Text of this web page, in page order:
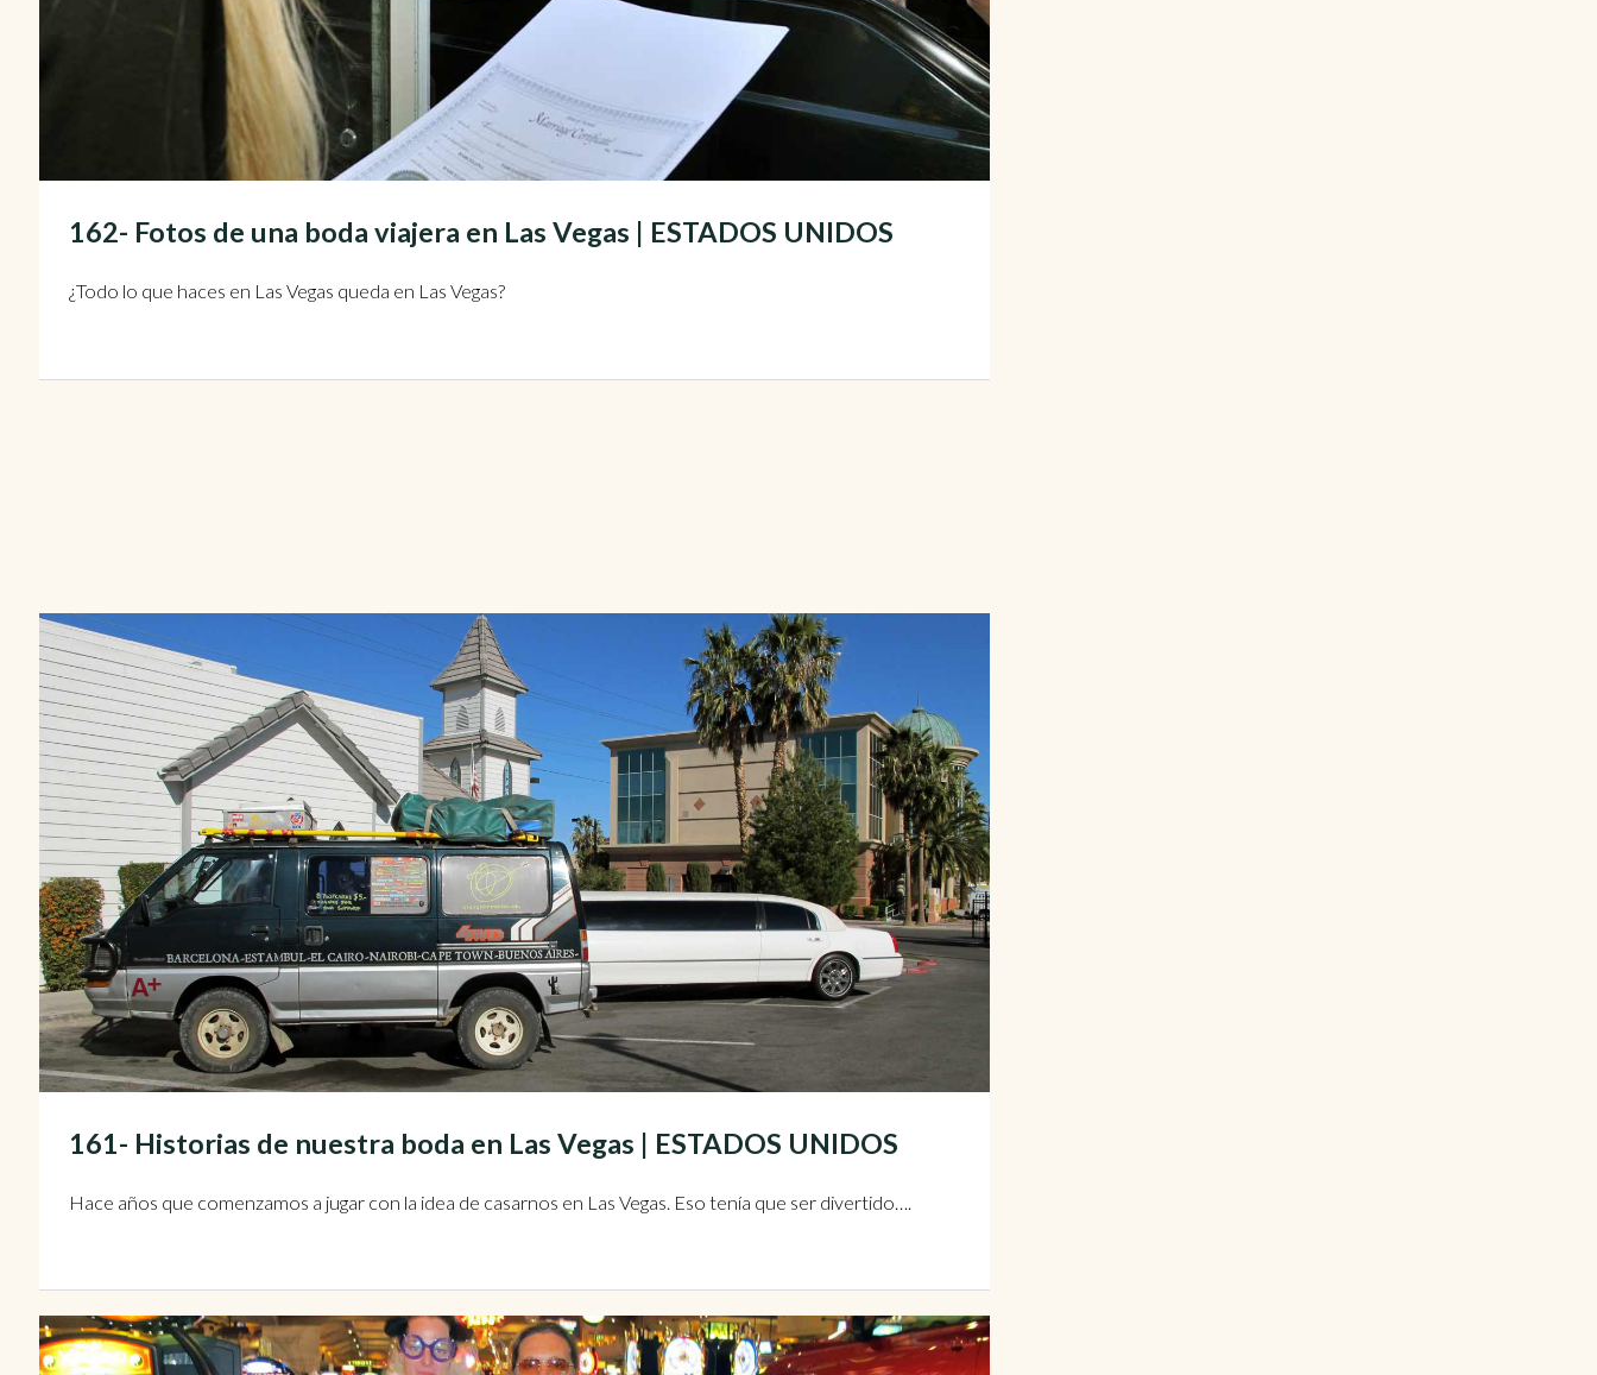
162- Fotos de una boda viajera en Las Vegas | ESTADOS UNIDOS
¿Todo lo que haces en Las Vegas queda en Las Vegas?
161- Historias de nuestra boda en Las Vegas | ESTADOS UNIDOS
Hace años que comenzamos a jugar con la idea de casarnos en Las Vegas. Eso tenía que ser divertido….